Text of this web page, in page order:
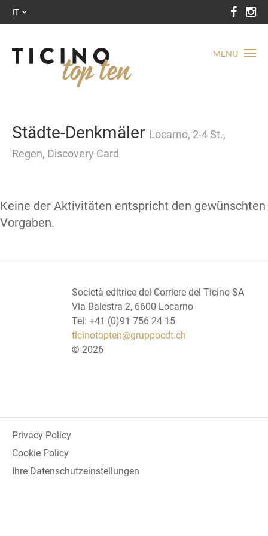
MENU
IT
Städte-Denkmäler Locarno, 2-4 St.,
Regen, Discovery Card
Keine der Aktivitäten entspricht den gewünschten
Vorgaben.
Società editrice del Corriere del Ticino SA
Via Balestra 2, 6600 Locarno
Tel: +41 (0)91 756 24 15
ticinotopten@gruppocdt.ch
© 2026
Privacy Policy
Cookie Policy
Ihre Datenschutzeinstellungen